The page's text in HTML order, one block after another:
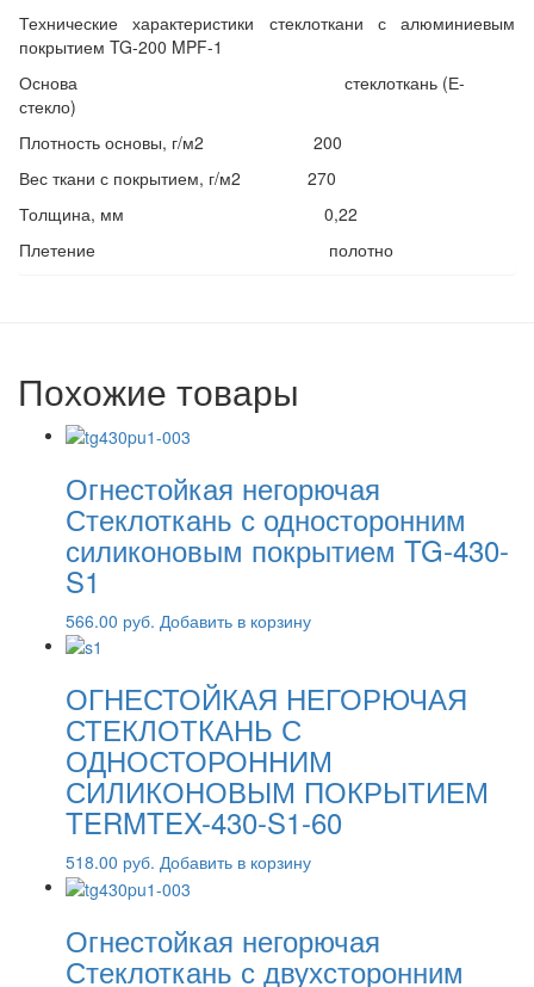
Технические характеристики стеклоткани с алюминиевым
покрытием TG-200 MPF-1
Основа стеклоткань (Е-
стекло)
Плотность основы, г/м2 200
Вес ткани с покрытием, г/м2 270
Толщина, мм 0,22
Плетение полотно
Похожие товары
Огнестойкая негорючая
Стеклоткань с односторонним
силиконовым покрытием TG-430-
S1
566.00 руб. Добавить в корзину
ОГНЕСТОЙКАЯ НЕГОРЮЧАЯ
СТЕКЛОТКАНЬ С
ОДНОСТОРОННИМ
СИЛИКОНОВЫМ ПОКРЫТИЕМ
TERMTEX-430-S1-60
518.00 руб. Добавить в корзину
Огнестойкая негорючая
Стеклоткань с двухсторонним